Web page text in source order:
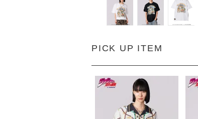
PICK UP ITEM